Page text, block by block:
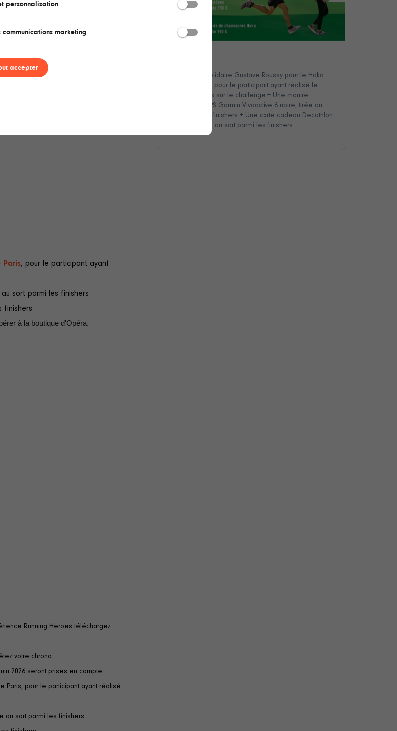
Paris, pour le participant ayant
sort parmi les finishers
finishers
à la boutique d'Opéra.
Running Heroes téléchargez
votre chrono.
2026 seront prises en compte.
Paris, pour le participant ayant réalisé
au sort parmi les finishers
Un dossard solidaire Gustave Roussy pour le Hoka
Semi de Paris, pour le participant ayant réalisé le
meilleur temps sur le challenge + Une montre
connectée GPS Garmin Vivoactive 6 noire, tirée au
sort parmi les finishers + Une carte cadeau Decathlon
de 150 €, tirée au sort parmi les finishers
personnalisation
communications marketing
accepter